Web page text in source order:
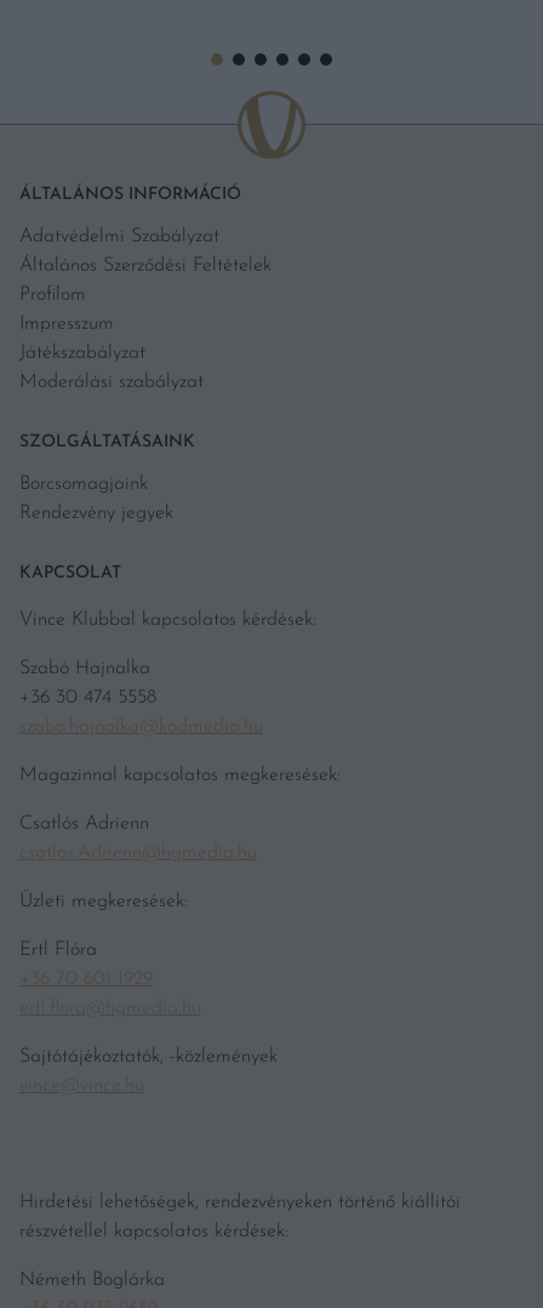
ÁLTALÁNOS INFORMÁCIÓ
Adatvédelmi Szabályzat
Általános Szerződési Feltételek
Profilom
Impresszum
Játékszabályzat
Moderálási szabályzat
SZOLGÁLTATÁSAINK
Borcsomagjaink
Rendezvény jegyek
KAPCSOLAT
Vince Klubbal kapcsolatos kérdések:
Szabó Hajnalka
+36 30 474 5558
szabo.hajnalka@kodmedia.hu
Magazinnal kapcsolatos megkeresések:
Csatlós Adrienn
csatlos.Adrienn@hgmedia.hu
Üzleti megkeresések:
Ertl Flóra
+36 70 601 1929
ertl.flora@hgmedia.hu
Sajtótájékoztatók, -közlemények
vince@vince.hu
Hirdetési lehetőségek, rendezvényeken történő kiállítói
részvétellel kapcsolatos kérdések:
Németh Boglárka